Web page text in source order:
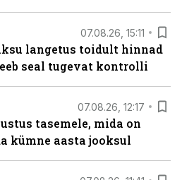
07.08.26, 15:11
langetus toidult hinnad
seal tugevat kontrolli
07.08.26, 12:17
tasemele, mida on
kümne aasta jooksul